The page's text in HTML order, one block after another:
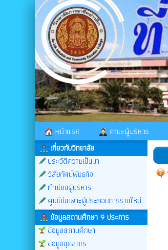
หน้าแรก คณะผู้บริหาร
เกี่ยวกับวิทยาลัย
ประวัติความเป็นมา
วิสัยทัศน์พันธกิจ
ทำเนียบผู้บริหาร
ศูนย์บ่มเพาะผู้ประกอบการรายใหม่
ข้อมูลสถานศึกษา 9 ประการ
ข้อมูลสถานศึกษา
ข้อมูลบุคลากร